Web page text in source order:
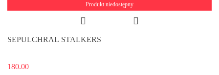
Produkt niedostępny
SEPULCHRAL STALKERS
180.00